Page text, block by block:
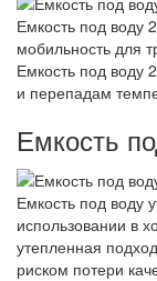
Емкость под воду
мобильность для
Емкость под воду
и перепадам
Емкость
Емкость под воду
использовании в
утепленная
риском потери